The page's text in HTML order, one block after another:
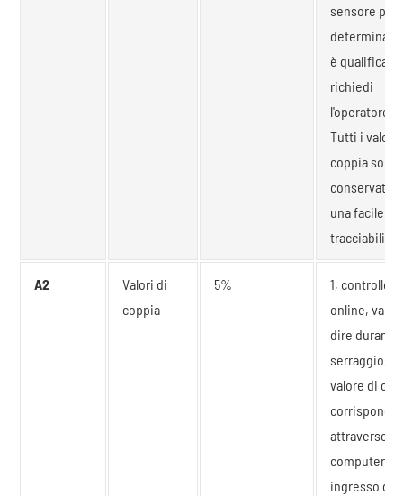
sensore per
determinare
è
richiedi
l'operatore.
Tutti i valori
coppia sono
conservati
una facile
tracciabilità.
A2
Valori di
coppia
5%
1, controllo
online, vale a
dire durante
serraggio, il
valore di
attraverso il
computer di
ingresso del